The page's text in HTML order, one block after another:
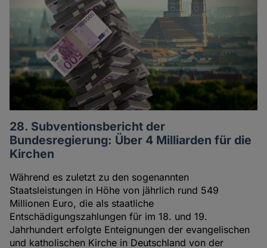
28. Subventionsbericht der
Bundesregierung: Über 4 Milliarden für die
Kirchen
Während es zuletzt zu den sogenannten
Staatsleistungen in Höhe von jährlich rund 549
Millionen Euro, die als staatliche
Entschädigungszahlungen für im 18. und 19.
Jahrhundert erfolgte Enteignungen der evangelischen
und katholischen Kirche in Deutschland von der